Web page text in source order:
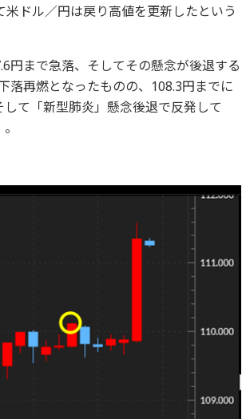
ドル／円は戻り高値を更新したという
円まで急落、そしてその懸念が後退する
落再燃となったものの、108.3円までに
て「新型肺炎」懸念後退で反発して